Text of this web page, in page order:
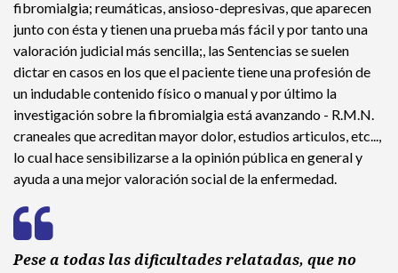
fibromialgia; reumáticas, ansioso-depresivas, que aparecen
junto con ésta y tienen una prueba más fácil y por tanto una
valoración judicial más sencilla;, las Sentencias se suelen
dictar en casos en los que el paciente tiene una profesión de
un indudable contenido físico o manual y por último la
investigación sobre la fibromialgia está avanzando - R.M.N.
craneales que acreditan mayor dolor, estudios articulos, etc...,
lo cual hace sensibilizarse a la opinión pública en general y
ayuda a una mejor valoración social de la enfermedad.
Pese a todas las dificultades relatadas, que no